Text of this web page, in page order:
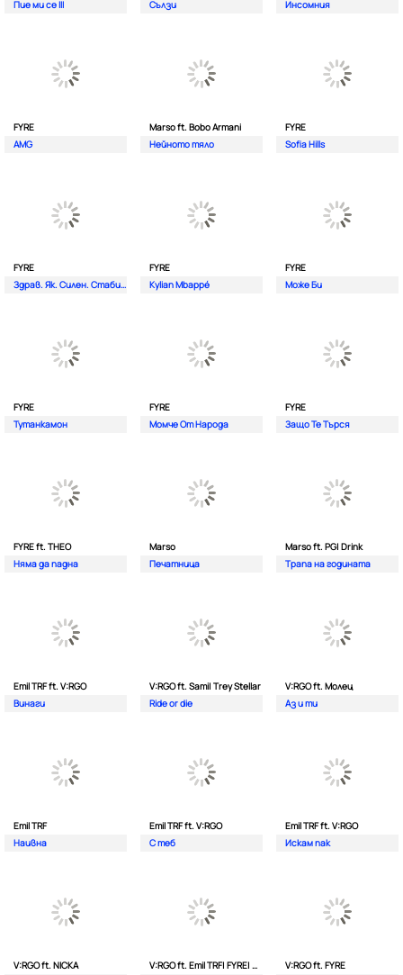
Пие ми се III
Сълзи
Инсомния
FYRE
AMG
Marso ft. Bobo Armani
Нейното тяло
FYRE
Sofia Hills
FYRE
Здрав. Як. Силен. Стабилен.
FYRE
Kylian Mbappé
FYRE
Може Би
FYRE
Тутанкамон
FYRE
Момче От Народа
FYRE
Защо Те Търся
FYRE ft. THEO
Няма да падна
Marso
Печатница
Marso ft. PG| Drink
Трапа на годината
Emil TRF ft. V:RGO
Винаги
V:RGO ft. Sami| Trey Stellar
Ride or die
V:RGO ft. Молец
Аз и ти
Emil TRF
Наивна
Emil TRF ft. V:RGO
С теб
Emil TRF ft. V:RGO
Искам пак
V:RGO ft. NICKA
V:RGO ft. Emil TRF| FYRE| 2Bona
V:RGO ft. FYRE